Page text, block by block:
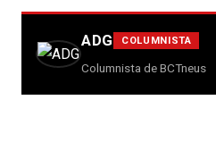
ADG COLUMNISTA
Columnista de BCTneus